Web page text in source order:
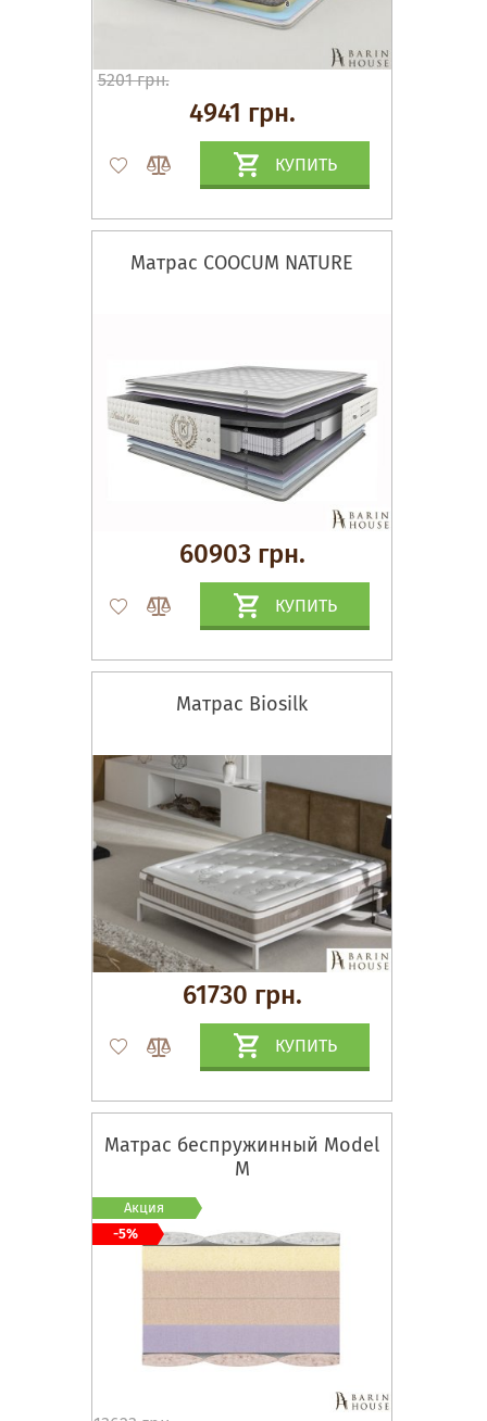
5201 грн.
4941 грн.
КУПИТЬ
Матрас COOCUM NATURE
60903 грн.
КУПИТЬ
Матрас Biosilk
61730 грн.
КУПИТЬ
Матрас беспружинный Model
M
Акция
-5%